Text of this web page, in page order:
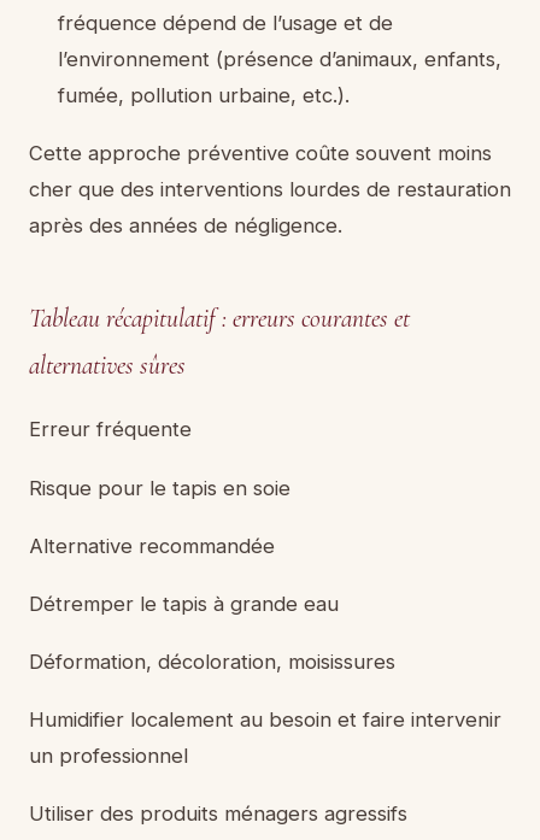
fréquence dépend de l’usage et de
l’environnement (présence d’animaux, enfants,
fumée, pollution urbaine, etc.).
Cette approche préventive coûte souvent moins
cher que des interventions lourdes de restauration
après des années de négligence.
Tableau récapitulatif : erreurs courantes et
alternatives sûres
Erreur fréquente
Risque pour le tapis en soie
Alternative recommandée
Détremper le tapis à grande eau
Déformation, décoloration, moisissures
Humidifier localement au besoin et faire intervenir
un professionnel
Utiliser des produits ménagers agressifs